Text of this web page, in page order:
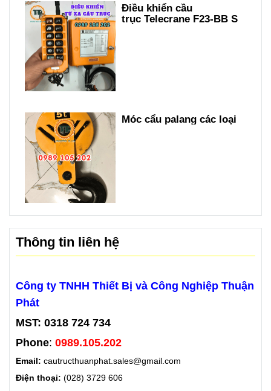
Điều khiển cầu
trục Telecrane F23-BB S
Móc cẩu palang các loại
Thông tin liên hệ
Công ty TNHH Thiết Bị và Công Nghiệp Thuận
Phát
MST: 0318 724 734
Phone: 0989.105.202
Email: cautructhuanphat.sales@gmail.com
Điện thoại: (028) 3729 606